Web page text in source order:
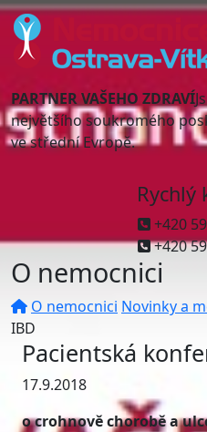
PARTNER VAŠEHO ZDRAVÍ
největšího soukromého
ve střední Evropě.
Rychlý
+420
+420
O nemocnici
O nemocnici Novinky a
IBD
Pacientská
17.9.2018
o crohnově chorobě a